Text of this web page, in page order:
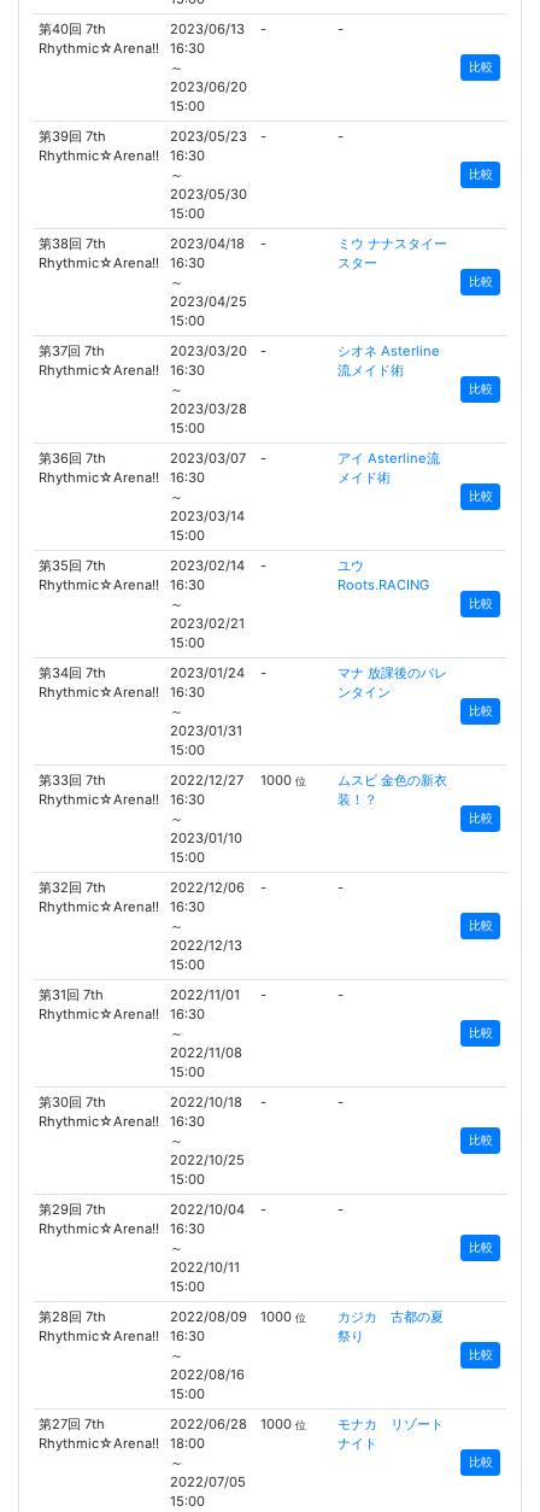
第40回 7th
Rhythmic☆Arena!!
2023/06/13
16:30
～
2023/06/20
15:00
- -
比較
第39回 7th
Rhythmic☆Arena!!
2023/05/23
16:30
～
2023/05/30
15:00
- -
比較
第38回 7th
Rhythmic☆Arena!!
2023/04/18
16:30
～
2023/04/25
15:00
-
ミウ ナナスタイー
スター
比較
第37回 7th
Rhythmic☆Arena!!
2023/03/20
16:30
～
2023/03/28
15:00
-
シオネ Asterline
流メイド術
比較
第36回 7th
Rhythmic☆Arena!!
2023/03/07
16:30
～
2023/03/14
15:00
-
アイ Asterline流
メイド術
比較
第35回 7th
Rhythmic☆Arena!!
2023/02/14
16:30
～
2023/02/21
15:00
-
ユウ
Roots.RACING
比較
第34回 7th
Rhythmic☆Arena!!
2023/01/24
16:30
～
2023/01/31
15:00
-
マナ 放課後のバレ
ンタイン
比較
第33回 7th
Rhythmic☆Arena!!
2022/12/27
16:30
～
2023/01/10
15:00
1000位
ムスビ 金色の新衣
装！？
比較
第32回 7th
Rhythmic☆Arena!!
2022/12/06
16:30
～
2022/12/13
15:00
- -
比較
第31回 7th
Rhythmic☆Arena!!
2022/11/01
16:30
～
2022/11/08
15:00
- -
比較
第30回 7th
Rhythmic☆Arena!!
2022/10/18
16:30
～
2022/10/25
15:00
- -
比較
第29回 7th
Rhythmic☆Arena!!
2022/10/04
16:30
～
2022/10/11
15:00
- -
比較
第28回 7th
Rhythmic☆Arena!!
2022/08/09
16:30
～
2022/08/16
15:00
1000位
カジカ 古都の夏
祭り
比較
第27回 7th
Rhythmic☆Arena!!
2022/06/28
18:00
～
2022/07/05
15:00
1000位
モナカ リゾート
ナイト
比較